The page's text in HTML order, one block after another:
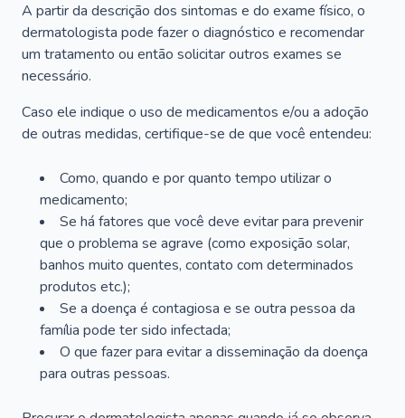
A partir da descrição dos sintomas e do exame físico, o
dermatologista pode fazer o diagnóstico e recomendar
um tratamento ou então solicitar outros exames se
necessário.
Caso ele indique o uso de medicamentos e/ou a adoção
de outras medidas, certifique-se de que você entendeu:
Como, quando e por quanto tempo utilizar o
medicamento;
Se há fatores que você deve evitar para prevenir
que o problema se agrave (como exposição solar,
banhos muito quentes, contato com determinados
produtos etc.);
Se a doença é contagiosa e se outra pessoa da
família pode ter sido infectada;
O que fazer para evitar a disseminação da doença
para outras pessoas.